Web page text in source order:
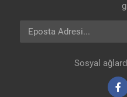
Eposta Adresi
Sosyal